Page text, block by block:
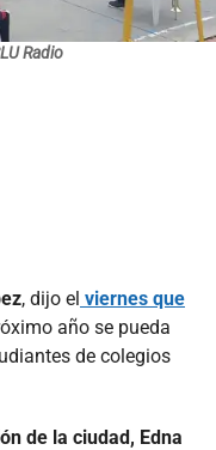
Radio
, dijo el viernes que
año se pueda
de colegios
de la ciudad, Edna